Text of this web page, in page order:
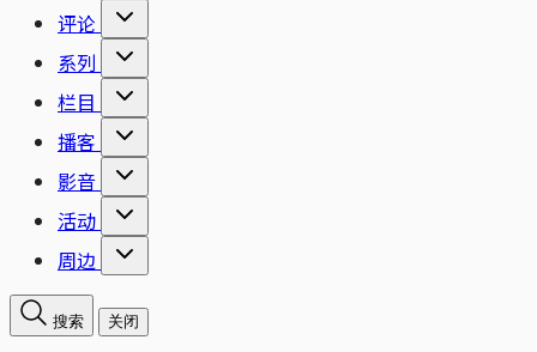
评论
系列
栏目
播客
影音
活动
周边
搜索 关闭